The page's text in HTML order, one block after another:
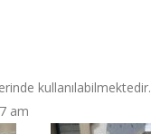
kullanılabilmektedir.
am